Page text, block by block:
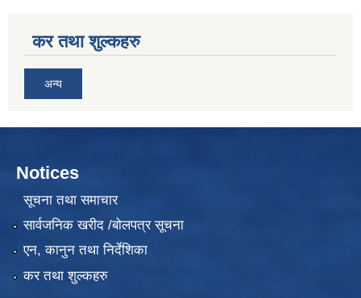
कर तथा शुल्कहरु
अन्य
Notices
सूचना तथा समाचार
सार्वजनिक खरीद /बोलपत्र सूचना
एन, कानुन तथा निर्देशिका
कर तथा शुल्कहरु